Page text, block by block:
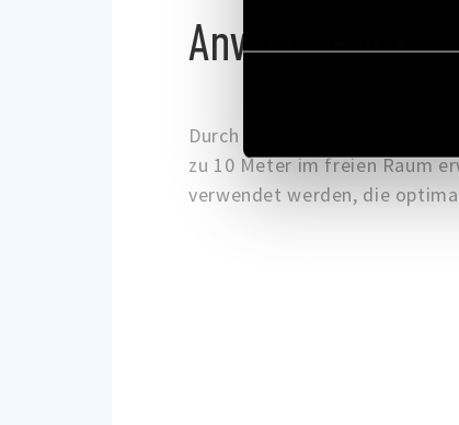
Vai alla Cookie Policy
Anwendungs
Durch den Einsatz des
zu 10 Meter im freien Raum
verwendet werden, die